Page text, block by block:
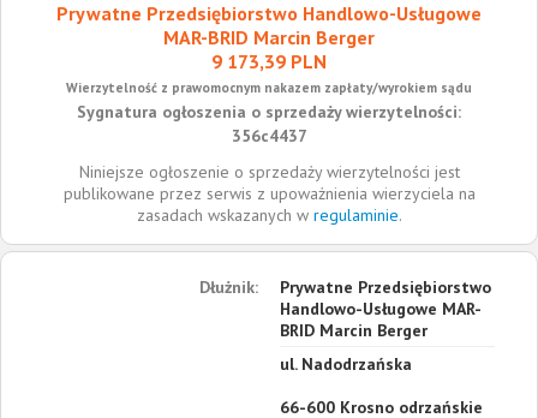
Prywatne Przedsiębiorstwo Handlowo-Usługowe
MAR-BRID Marcin Berger
9 173,39 PLN
Wierzytelność z prawomocnym nakazem zapłaty/wyrokiem sądu
Sygnatura ogłoszenia o sprzedaży wierzytelności:
356c4437
Niniejsze ogłoszenie o sprzedaży wierzytelności jest
publikowane przez serwis z upoważnienia wierzyciela na
zasadach wskazanych w regulaminie.
Dłużnik:
Prywatne Przedsiębiorstwo
Handlowo-Usługowe MAR-
BRID Marcin Berger
ul. Nadodrzańska
66-600 Krosno odrzańskie